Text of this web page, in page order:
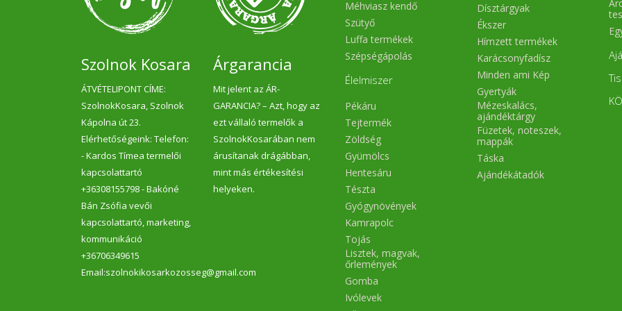
Szolnok Kosara
ÁTVÉTELIPONT CÍME:
SzolnokKosara, Szolnok
Kápolna út 23.
Elérhetőségeink: Telefon:
- Kardos Tímea termelői
kapcsolattartó
+36308155798 - Bakóné
Bán Zsófia vevői
kapcsolattartó, marketing,
kommunikáció
+36706349615
Email:szolnokikosarkozosseg@gmail.com
Árgarancia
Mit jelent az ÁR-
GARANCIA? – Azt, hogy az
ezt vállaló termelők a
SzolnokKosarában nem
árusítanak drágábban,
mint más értékesítési
helyeken.
Méhviasz kendő
Szütyő
Luffa termékek
Szépségápolás
Élelmiszer
Pékáru
Tejtermék
Zöldség
Gyümölcs
Hentesáru
Tészta
Gyógynövények
Kamrapolc
Tojás
Lisztek, magvak,
őrlemények
Gomba
Ivólevek
Dísztárgyak
Ékszer
Hímzett termékek
Karácsonyfadísz
Minden ami Kép
Gyertyák
Mézeskalács,
ajándéktárgy
Füzetek, noteszek,
mappák
Táska
Ajándékátadók